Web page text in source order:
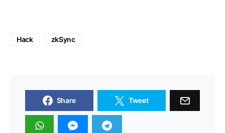
Hack zkSync
Share Tweet